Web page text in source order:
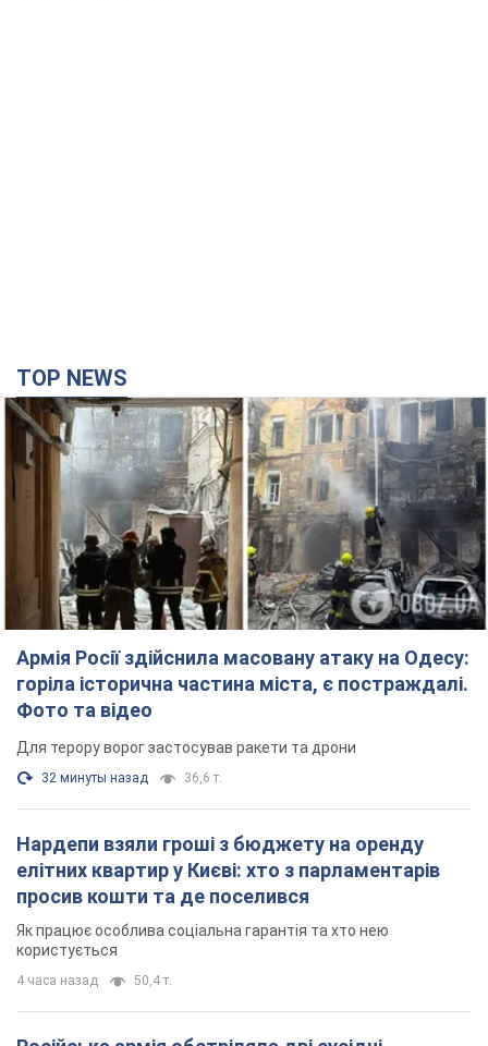
TOP NEWS
Армія Росії здійснила масовану атаку на Одесу:
горіла історична частина міста, є постраждалі.
Фото та відео
Для терору ворог застосував ракети та дрони
32 минуты назад 36,6 т.
Нардепи взяли гроші з бюджету на оренду
елітних квартир у Києві: хто з парламентарів
просив кошти та де поселився
Як працює особлива соціальна гарантія та хто нею
користується
4 часа назад 50,4 т.